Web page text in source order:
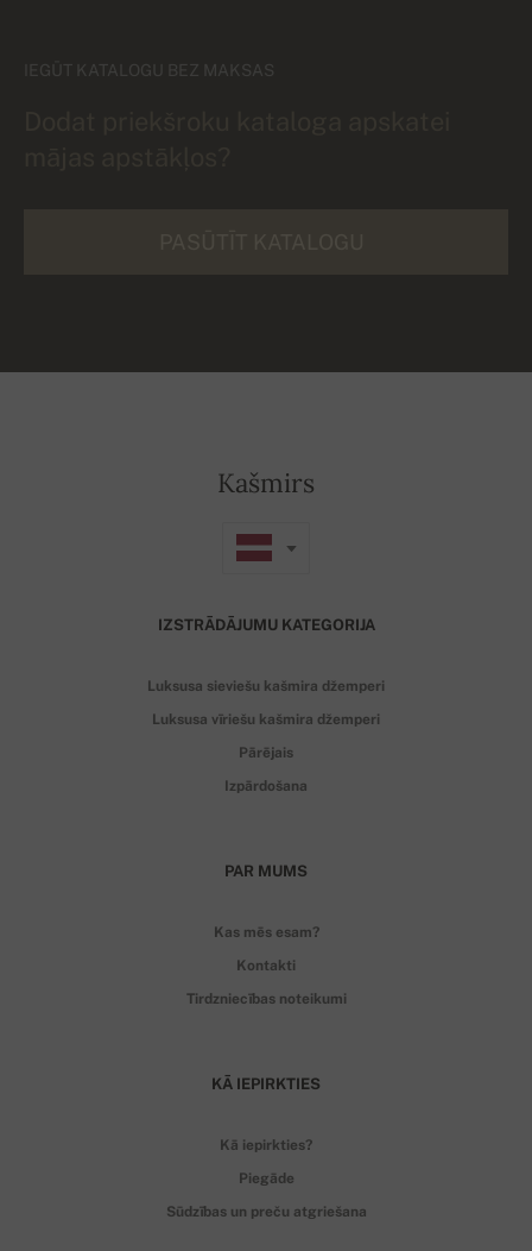
IEGŪT KATALOGU BEZ MAKSAS
Kašmirs
IZSTRĀDĀJUMU KATEGORIJA
Luksusa sieviešu kašmira džemperi
Luksusa vīriešu kašmira džemperi
Pārējais
Izpārdošana
PAR MUMS
Kas mēs esam?
Kontakti
Tirdzniecības noteikumi
KĀ IEPIRKTIES
Kā iepirkties?
Piegāde
Sūdzības un preču atgriešana